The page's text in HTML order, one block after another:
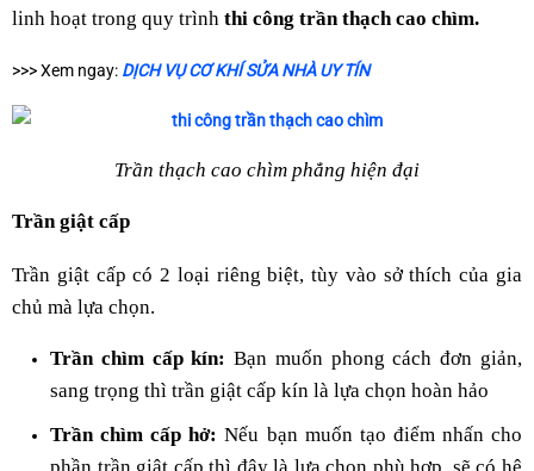
linh hoạt trong quy trình thi công trần thạch cao chìm.
>>> Xem ngay: DỊCH VỤ CƠ KHÍ SỬA NHÀ UY TÍN
Trần thạch cao chìm phẳng hiện đại
Trần giật cấp
Trần giật cấp có 2 loại riêng biệt, tùy vào sở thích của gia
chủ mà lựa chọn.
Trần chìm cấp kín: Bạn muốn phong cách đơn giản,
sang trọng thì trần giật cấp kín là lựa chọn hoàn hảo
Trần chìm cấp hở:Nếu bạn muốn tạo điểm nhấn cho